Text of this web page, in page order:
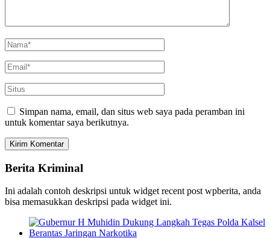
Simpan nama, email, dan situs web saya pada peramban ini
untuk komentar saya berikutnya.
Berita Kriminal
Ini adalah contoh deskripsi untuk widget recent post wpberita, anda
bisa memasukkan deskripsi pada widget ini.